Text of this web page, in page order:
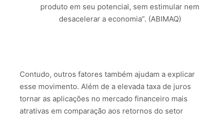
produto em seu potencial, sem estimular nem
desacelerar a economia”. (ABIMAQ)
Contudo, outros fatores também ajudam a explicar
esse movimento. Além de a elevada taxa de juros
tornar as aplicações no mercado financeiro mais
atrativas em comparação aos retornos do setor